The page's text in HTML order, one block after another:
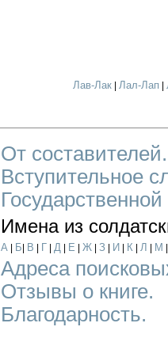
Лав-Лак Лал-Лап
От составителей.
Вступительное
Имена из
А Б В Г Д Е Ж З И К Л М
Адреса
Отзывы о книге.
Благодарность.